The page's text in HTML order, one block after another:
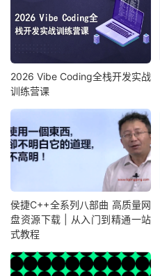
2026 Vibe Coding全栈开发实战
训练营课
侯捷C++全系列八部曲 高质量网
盘资源下载 | 从入门到精通一站
式教程